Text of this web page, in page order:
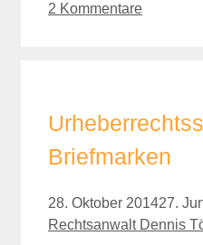
2 Kommentare
Briefmarken
28. Oktober 201427.
Rechtsanwalt Dennis